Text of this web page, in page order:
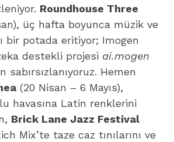
Roundhouse Three
üç hafta boyunca müzik ve
bir potada eritiyor; Imogen
destekli projesi ai.mogen
sabırsızlanıyoruz. Hemen
(20 Nisan – 6 Mayıs),
havasına Latin renklerini
Brick Lane Jazz Festival
Mix’te taze caz tınılarını ve